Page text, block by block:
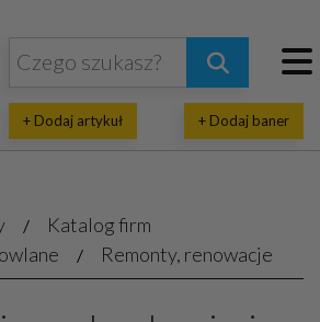
+ Dodaj artykuł + Dodaj baner
Katalog firm
Remonty, renowacje